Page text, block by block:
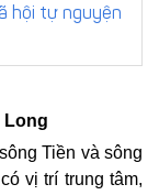
hội tự nguyện
Long
Tiền và sông
vị trí trung tâm,